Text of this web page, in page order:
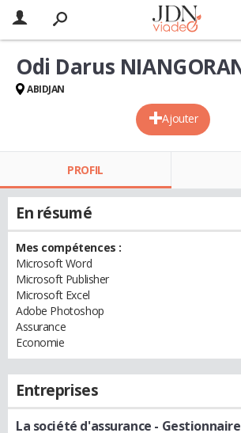
Ajouter
Odi Darus
ABIDJAN
PROFIL
En résumé
Mes compétences :
Microsoft Word
Microsoft Publisher
Microsoft Excel
Adobe Photoshop
Assurance
Economie
Entreprises
La société d'assurance -